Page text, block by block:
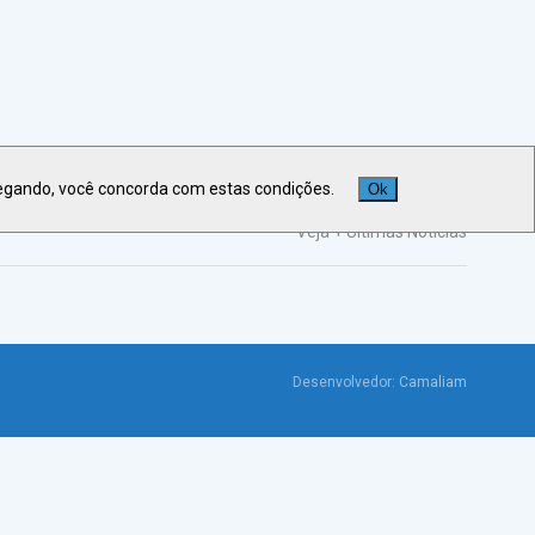
Veja +Últimas Notícias
Desenvolvedor: Camaliam
você concorda com estas condições. Ok